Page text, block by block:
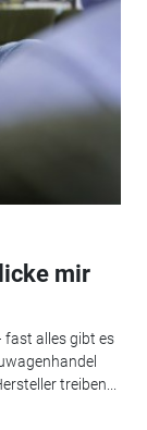
mir
fast alles gibt es
treiben...